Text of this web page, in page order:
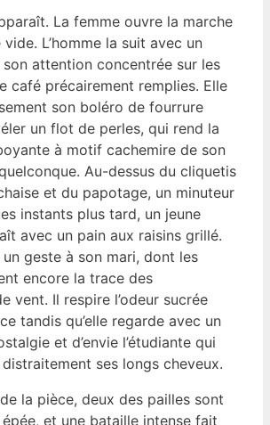
La femme ouvre la marche
L’homme la suit avec un
attention concentrée sur les
café précairement remplies. Elle
son boléro de fourrure
un flot de perles, qui rend la
à motif cachemire de son
Au-dessus du cliquetis
et du papotage, un minuteur
instants plus tard, un jeune
avec un pain aux raisins grillé.
geste à son mari, dont les
encore la trace des
vent. Il respire l’odeur sucrée
tandis qu’elle regarde avec un
et d’envie l’étudiante qui
ses longs cheveux.
la pièce, deux des pailles sont
et une bataille intense fait